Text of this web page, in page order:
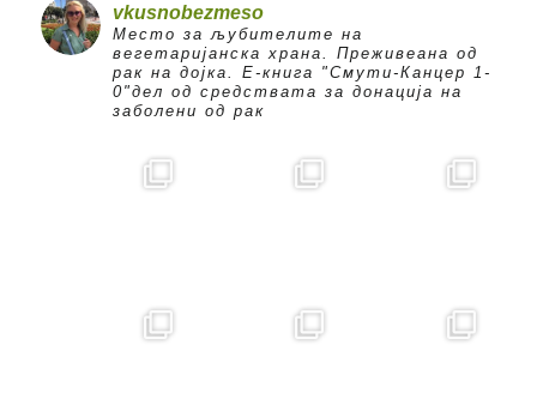
vkusnobezmeso
Место за љубителите на
вегетаријанска храна. Преживеана од
рак на дојка.
E-книга "Смути-Канцер 1-
0"дел од средствата за донација на
заболени од рак